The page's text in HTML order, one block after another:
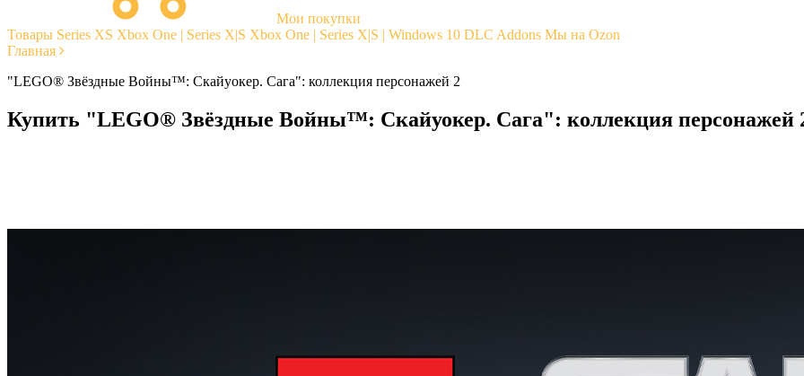
Мои покупки
Товары Series XS Xbox One | Series X|S Xbox One | Series X|S | Windows 10 DLC Addons Мы на Ozon
Главная
"LEGO® Звёздные Войны™: Скайуокер. Сага": коллекция персонажей 2
Купить "LEGO® Звёздные Войны™: Скайуокер. Сага": коллекция персонажей